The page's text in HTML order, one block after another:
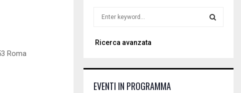
Roma
r
o
Ricerca avanzata
EVENTI IN PROGRAMMA